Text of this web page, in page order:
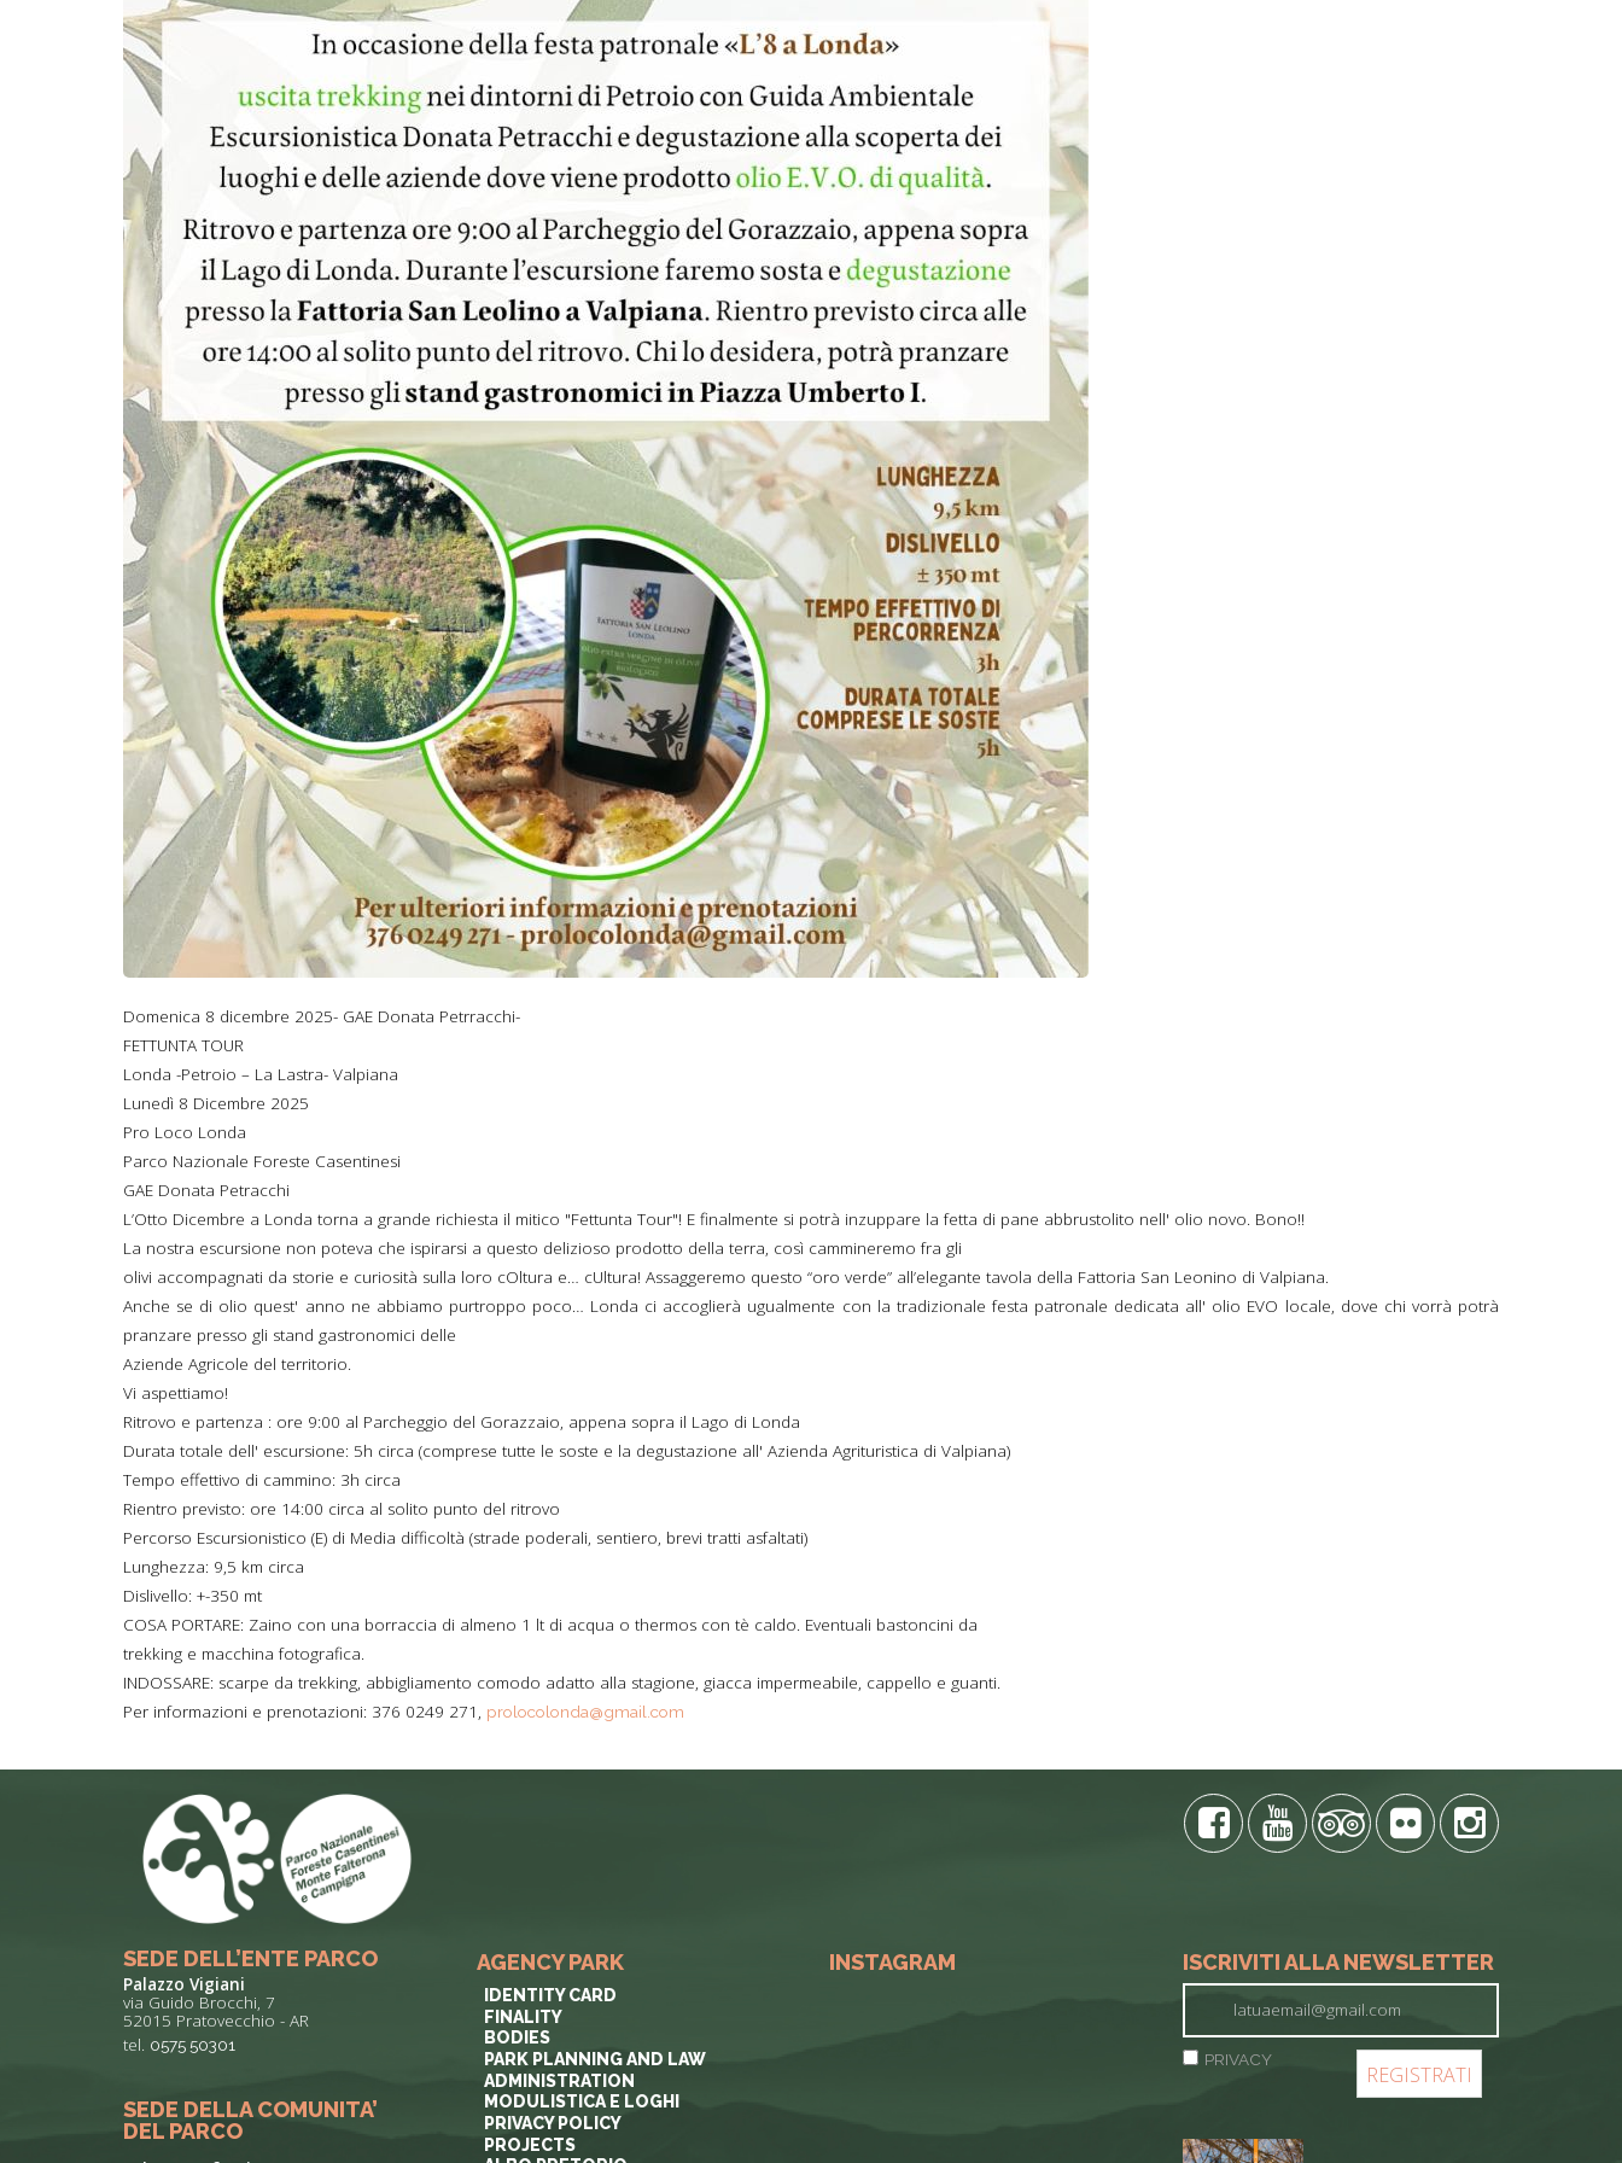
Domenica 8 dicembre 2025- GAE Donata Petrracchi-
FETTUNTA TOUR
Londa -Petroio – La Lastra- Valpiana
Lunedì 8 Dicembre 2025
Pro Loco Londa
Parco Nazionale Foreste Casentinesi
GAE Donata Petracchi
L’Otto Dicembre a Londa torna a grande richiesta il mitico "Fettunta Tour"! E finalmente si potrà inzuppare la fetta di pane abbrustolito nell' olio novo. Bono!!
La nostra escursione non poteva che ispirarsi a questo delizioso prodotto della terra, così cammineremo fra gli
olivi accompagnati da storie e curiosità sulla loro cOltura e… cUltura! Assaggeremo questo “oro verde” all’elegante tavola della Fattoria San Leonino di Valpiana.
Anche se di olio quest' anno ne abbiamo purtroppo poco… Londa ci accoglierà ugualmente con la tradizionale festa patronale dedicata all' olio EVO locale, dove chi vorrà potrà
pranzare presso gli stand gastronomici delle
Aziende Agricole del territorio.
Vi aspettiamo!
Ritrovo e partenza : ore 9:00 al Parcheggio del Gorazzaio, appena sopra il Lago di Londa
Durata totale dell' escursione: 5h circa (comprese tutte le soste e la degustazione all' Azienda Agrituristica di Valpiana)
Tempo effettivo di cammino: 3h circa
Rientro previsto: ore 14:00 circa al solito punto del ritrovo
Percorso Escursionistico (E) di Media difficoltà (strade poderali, sentiero, brevi tratti asfaltati)
Lunghezza: 9,5 km circa
Dislivello: +-350 mt
COSA PORTARE: Zaino con una borraccia di almeno 1 lt di acqua o thermos con tè caldo. Eventuali bastoncini da
trekking e macchina fotografica.
INDOSSARE: scarpe da trekking, abbigliamento comodo adatto alla stagione, giacca impermeabile, cappello e guanti.
Per informazioni e prenotazioni: 376 0249 271, prolocolonda@gmail.com
SEDE DELL’ENTE PARCO
Palazzo Vigiani
via Guido Brocchi, 7
52015 Pratovecchio - AR
tel. 0575 50301
SEDE DELLA COMUNITA’
DEL PARCO
AGENCY PARK
IDENTITY CARD
FINALITY
BODIES
PARK PLANNING AND LAW
ADMINISTRATION
MODULISTICA E LOGHI
PRIVACY POLICY
PROJECTS
INSTAGRAM ISCRIVITI ALLA NEWSLETTER
PRIVACY